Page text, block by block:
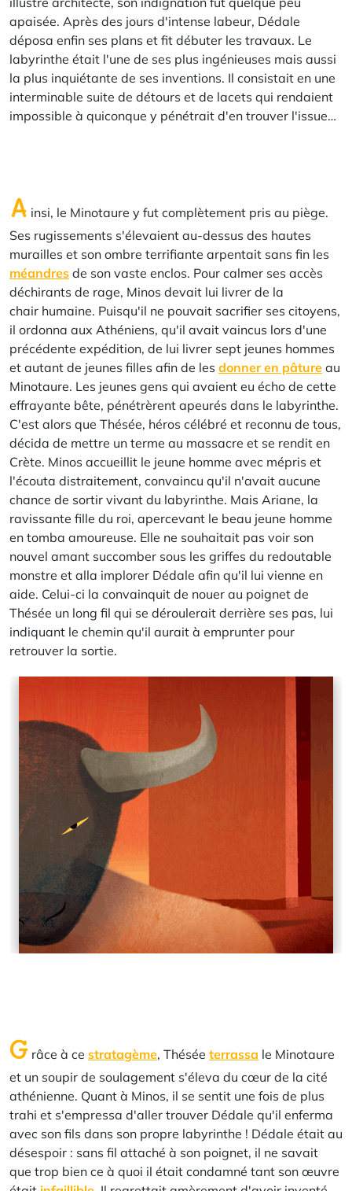
apaisée. Après des jours d'intense labeur, Dédale
déposa enfin ses plans et fit débuter les travaux. Le
labyrinthe était l'une de ses plus ingénieuses mais aussi
la plus inquiétante de ses inventions. Il consistait en une
interminable suite de détours et de lacets qui rendaient
impossible à quiconque y pénétrait d'en trouver l'issue…
A insi, le Minotaure y fut complètement pris au piège.
Ses rugissements s'élevaient au-dessus des hautes
murailles et son ombre terrifiante arpentait sans fin les
méandres de son vaste enclos. Pour calmer ses accès
déchirants de rage, Minos devait lui livrer de la
chair humaine. Puisqu'il ne pouvait sacrifier ses citoyens,
il ordonna aux Athéniens, qu'il avait vaincus lors d'une
précédente expédition, de lui livrer sept jeunes hommes
et autant de jeunes filles afin de les donner en pâture au
Minotaure. Les jeunes gens qui avaient eu écho de cette
effrayante bête, pénétrèrent apeurés dans le labyrinthe.
C'est alors que Thésée, héros célébré et reconnu de tous,
décida de mettre un terme au massacre et se rendit en
Crète. Minos accueillit le jeune homme avec mépris et
l'écouta distraitement, convaincu qu'il n'avait aucune
chance de sortir vivant du labyrinthe. Mais Ariane, la
ravissante fille du roi, apercevant le beau jeune homme
en tomba amoureuse. Elle ne souhaitait pas voir son
nouvel amant succomber sous les griffes du redoutable
monstre et alla implorer Dédale afin qu'il lui vienne en
aide. Celui-ci la convainquit de nouer au poignet de
Thésée un long fil qui se déroulerait derrière ses pas, lui
indiquant le chemin qu'il aurait à emprunter pour
retrouver la sortie.
G râce à ce stratagème, Thésée terrassa le Minotaure
et un soupir de soulagement s'éleva du cœur de la cité
athénienne. Quant à Minos, il se sentit une fois de plus
trahi et s'empressa d'aller trouver Dédale qu'il enferma
avec son fils dans son propre labyrinthe ! Dédale était au
désespoir : sans fil attaché à son poignet, il ne savait
que trop bien ce à quoi il était condamné tant son œuvre